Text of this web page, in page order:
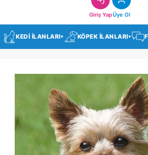
Giriş YapÜye Ol
KEDİ İLANLARI▾ KÖPEK İLANLARI▾